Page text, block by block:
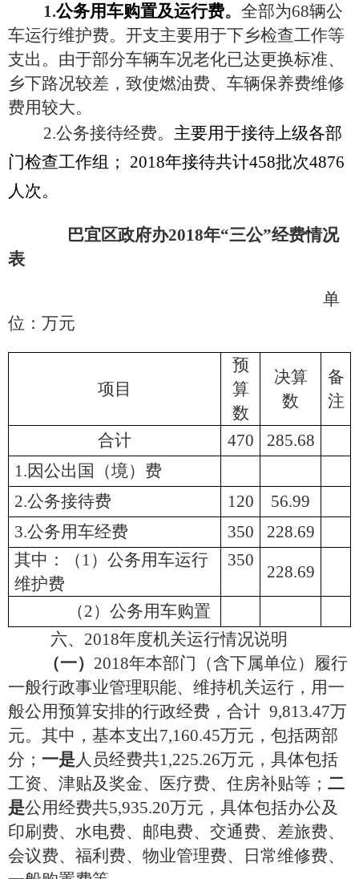
1.公务用车购置及运行费。 全部为68辆公
车运行维护费。开支主要用于下乡检查工作等
支出。由于部分车辆车况老化已达更换标准、
乡下路况较差，致使燃油费、车辆保养费维修
费用较大。
2.公务接待经费。 主要用于接待上级各部
门检查工作组；
2018年接待共计458批次4876
人次。
巴宜区政府办2018年“三公”经费情况
表
单
位：万元
项目
预
算
数
决算
数
备
注
合计 470
285.68
1.因公出国（境）费
2.公务接待费
120
56.99
3.公务用车经费
350
228.69
其中：（1）公务用车运行
维护费
350
228.69
（2）公务用车购置
六、 2018年度机关运行情况说明
（一） 2018年本部门（含下属单位） 履行
一般行政事业管理职能、维持机关运行，用一
般公用预算安排的行政经费，合计 9,813.47万
元。其中 ， 基本支出7,160.45万元， 包括两部
分； 一是人员经费共1,225.26万元 ，具体包括
工资、津贴及奖金、医疗费、住房补贴等 ； 二
是公用经费共5,935.20万元 ，具体包括办公及
印刷费、水电费、邮电费、交通费、差旅费、
会议费、福利费、物业管理费、日常维修费、